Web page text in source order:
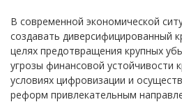
В современной экономической
создавать диверсифицированный
целях предотвращения крупных
угрозы финансовой устойчивости
условиях цифровизации и
реформ привлекательным